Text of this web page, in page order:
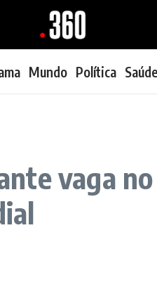
Mundo Política Saúde
vaga